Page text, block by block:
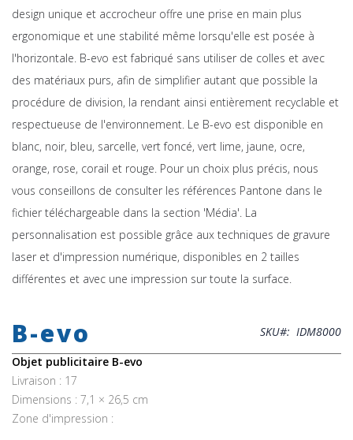
design unique et accrocheur offre une prise en main plus
ergonomique et une stabilité même lorsqu'elle est posée à
l'horizontale. B-evo est fabriqué sans utiliser de colles et avec
des matériaux purs, afin de simplifier autant que possible la
procédure de division, la rendant ainsi entièrement recyclable et
respectueuse de l'environnement. Le B-evo est disponible en
blanc, noir, bleu, sarcelle, vert foncé, vert lime, jaune, ocre,
orange, rose, corail et rouge. Pour un choix plus précis, nous
vous conseillons de consulter les références Pantone dans le
fichier téléchargeable dans la section 'Média'. La
personnalisation est possible grâce aux techniques de gravure
laser et d'impression numérique, disponibles en 2 tailles
différentes et avec une impression sur toute la surface.
the
beginning
of
the
images
gallery
B-evo SKU
IDM8000
Objet publicitaire B-evo
Livraison : 17
Dimensions : 7,1 × 26,5 cm
Zone d'impression :